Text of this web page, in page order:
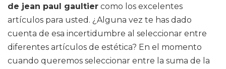
de jean paul gaultier como los excelentes
artículos para usted. ¿Alguna vez te has dado
cuenta de esa incertidumbre al seleccionar entre
diferentes artículos de estética? En el momento
cuando queremos seleccionar entre la suma de la